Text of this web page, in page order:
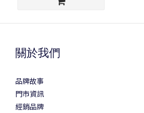
關於我們
品牌故事
門市資訊
經銷品牌